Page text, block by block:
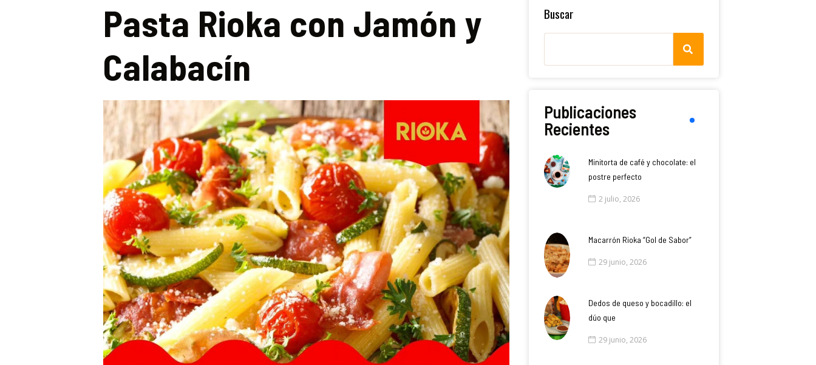
Pasta Rioka con Jamón y
Calabacín
Buscar
Publicaciones
Recientes
Minitorta de café y chocolate: el
postre perfecto
2 julio, 2026
Macarrón Rioka “Gol de Sabor”
29 junio, 2026
Dedos de queso y bocadillo: el
dúo que
29 junio, 2026